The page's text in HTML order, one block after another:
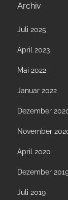
Archiv
Juli 2025
April 2023
Mai 2022
Januar 2022
Dezember
November
April 2020
Dezember
Juli 2019